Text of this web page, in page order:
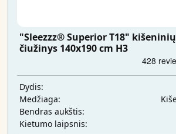
"Sleezzz® Superior T18"
čiužinys 140x190 cm H3
Dydis:
Medžiaga:
Bendras aukštis:
Kietumo laipsnis: